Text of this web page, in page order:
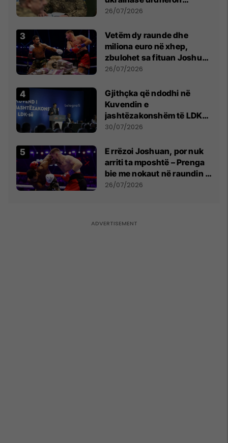
kontroll të madh
26/07/2026
Vetëm dy raunde dhe
miliona euro në xhep,
zbulohet sa fituan Joshua
e Prenga
26/07/2026
Gjithçka që ndodhi në
Kuvendin e
jashtëzakonshëm të LDK-
së
30/07/2026
E rrëzoi Joshuan, por nuk
arriti ta mposhtë – Prenga
bie me nokaut në raundin e
dytë
26/07/2026